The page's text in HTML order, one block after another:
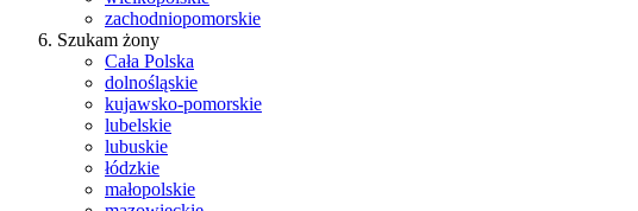
zachodniopomorskie
Szukam żony
Cała Polska
dolnośląskie
kujawsko-pomorskie
lubelskie
lubuskie
łódzkie
małopolskie